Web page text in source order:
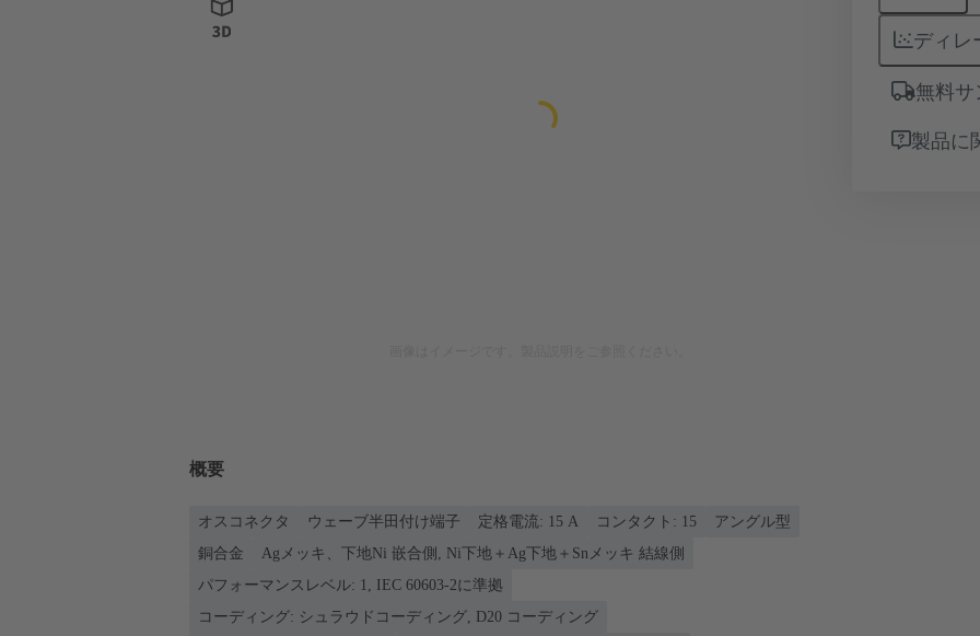
ディレ
無料サ
製品に
概要
オスコネクタ ウェーブ半田付け端子 定格電流: ‌15 A コンタクト: 15
アングル型
銅合金
Agメッキ、下地Ni 嵌合側, Ni下地＋Ag下地＋Snメッキ 結線側
パフォーマンスレベル: 1, IEC 60603-2に準拠
コーディング: シュラウドコーディング, D20 コーディング